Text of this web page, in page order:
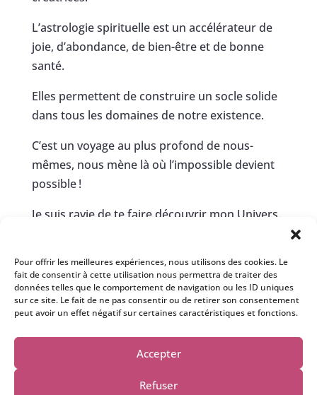
Pour offrir les meilleures expériences, nous utilisons des cookies. Le
fait de consentir à cette utilisation nous permettra de traiter des
données telles que le comportement de navigation ou les ID uniques
sur ce site. Le fait de ne pas consentir ou de retirer son consentement
peut avoir un effet négatif sur certaines caractéristiques et fonctions.
Accepter
Refuser
L’astrologie spirituelle est un accélérateur de
joie, d’abondance, de bien-être et de bonne
santé.
Elles permettent de construire un socle solide
dans tous les domaines de notre existence.
C’est un voyage au plus profond de nous-
mêmes, nous mène là où l’impossible devient
possible !
Je suis ravie de te faire découvrir mon Univers.
cette adresse :contact@isabelle-
bertholin.com,je me ferrais un plaisir de te
répondre personnellement.